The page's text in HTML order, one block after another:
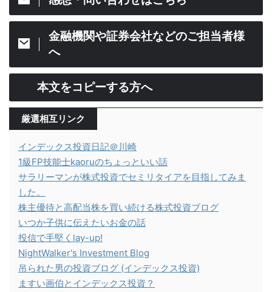
金融機関や証券会社などのご担当者様
へ
本文をコピーする方へ
厳選相互リンク
インデックス投資日記＠川崎
1級FP技能士kaoruのちょっといい話
サラリーマンが株式投資でセミリタイアを目指してみま
した。
株主優待と高配当株を買い続ける株式投資ブログ
いつか子供に伝えたいお金の話
投信で手堅くlay-up!
NightWalker's Investment Blog
吊られた男の投資ブログ (インデックス投資)
ますい画伯とインデックス投資？